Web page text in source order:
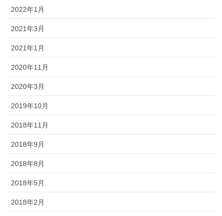
2022年1月
2021年3月
2021年1月
2020年11月
2020年3月
2019年10月
2018年11月
2018年9月
2018年8月
2018年5月
2018年2月